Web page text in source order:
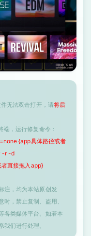
无法双击打开，请将后
端，运行修复命令：
{app具体路径或者
-r -d
直接拖入app}
注，均为本站原创发
，禁止复制、盗用、
各类媒体平台。如若本
们进行处理。